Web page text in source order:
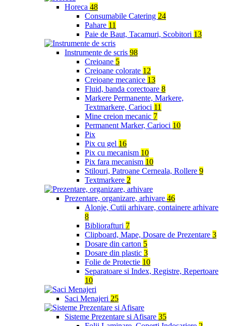
Horeca 48
Consumabile Catering 24
Pahare 11
Paie de Baut, Tacamuri, Scobitori 13
Instrumente de scris 98
Creioane 5
Creioane colorate 12
Creioane mecanice 13
Fluid, banda corectoare 8
Markere Permanente, Markere,
Textmarkere, Carioci 11
Mine creion mecanic 7
Permanent Marker, Carioci 10
Pix
Pix cu gel 16
Pix cu mecanism 10
Pix fara mecanism 10
Stilouri, Patroane Cerneala, Rollere 9
Textmarkere 2
Prezentare, organizare, arhivare 46
Alonje, Cutii arhivare, containere arhivare
8
Bibliorafturi 7
Clipboard, Mape, Dosare de Prezentare 3
Dosare din carton 5
Dosare din plastic 3
Folie de Protectie 10
Separatoare si Index, Registre, Repertoare
10
Saci Menajeri 25
Sisteme Prezentare si Afisare 35